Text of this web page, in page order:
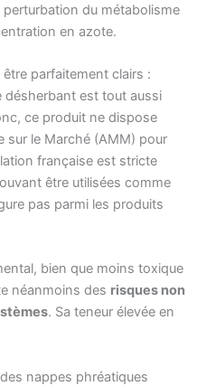
du métabolisme
en azote.
parfaitement clairs :
désherbant est tout aussi
ce produit ne dispose
sur le Marché (AMM) pour
française est stricte
être utilisées comme
pas parmi les produits
bien que moins toxique
néanmoins des risques non
. Sa teneur élevée en
nappes phréatiques